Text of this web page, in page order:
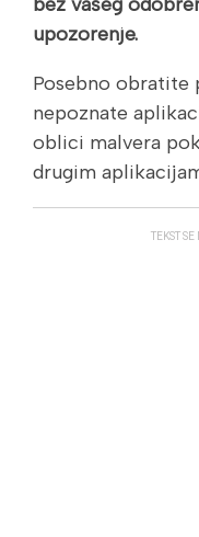
upozorenje.
Posebno obratite
nepoznate
oblici malvera
drugim
TEKST